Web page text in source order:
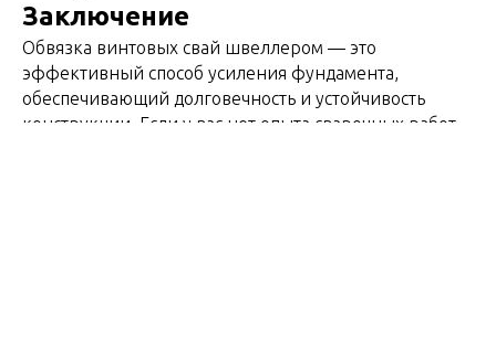
Заключение
Обвязка винтовых свай швеллером — это
эффективный способ усиления фундамента,
обеспечивающий долговечность и устойчивость
конструкции. Если у вас нет опыта сварочных работ,